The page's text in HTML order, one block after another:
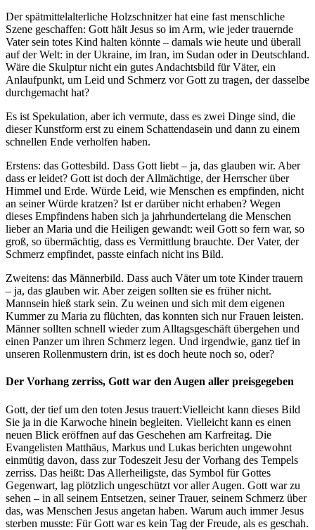
Der spätmittelalterliche Holzschnitzer hat eine fast menschliche
Szene geschaffen: Gott hält Jesus so im Arm, wie jeder trauernde
Vater sein totes Kind halten könnte – damals wie heute und überall
auf der Welt: in der Ukraine, im Iran, im Sudan oder in Deutschland.
Wäre die Skulptur nicht ein gutes Andachtsbild für Väter, ein
Anlaufpunkt, um Leid und Schmerz vor Gott zu tragen, der dasselbe
durchgemacht hat?
Es ist Spekulation, aber ich vermute, dass es zwei Dinge sind, die
dieser Kunstform erst zu einem Schattendasein und dann zu einem
schnellen Ende verholfen haben.
Erstens: das Gottesbild. Dass Gott liebt – ja, das glauben wir. Aber
dass er leidet? Gott ist doch der Allmächtige, der Herrscher über
Himmel und Erde. Würde Leid, wie Menschen es empfinden, nicht
an seiner Würde kratzen? Ist er darüber nicht erhaben? Wegen
dieses Empfindens haben sich ja jahrhundertelang die Menschen
lieber an Maria und die Heiligen gewandt: weil Gott so fern war, so
groß, so übermächtig, dass es Vermittlung brauchte. Der Vater, der
Schmerz empfindet, passte einfach nicht ins Bild.
Zweitens: das Männerbild. Dass auch Väter um tote Kinder trauern
– ja, das glauben wir. Aber zeigen sollten sie es früher nicht.
Mannsein hieß stark sein. Zu weinen und sich mit dem eigenen
Kummer zu Maria zu flüchten, das konnten sich nur Frauen leisten.
Männer sollten schnell wieder zum Alltagsgeschäft übergehen und
einen Panzer um ihren Schmerz legen. Und irgendwie, ganz tief in
unseren Rollenmustern drin, ist es doch heute noch so, oder?
Der Vorhang zerriss, Gott war den Augen aller preisgegeben
Gott, der tief um den toten Jesus trauert:Vielleicht kann dieses Bild
Sie ja in die Karwoche hinein begleiten. Vielleicht kann es einen
neuen Blick eröffnen auf das Geschehen am Karfreitag. Die
Evangelisten Matthäus, Markus und Lukas berichten ungewohnt
einmütig davon, dass zur Todeszeit Jesu der Vorhang des Tempels
zerriss. Das heißt: Das Allerheiligste, das Symbol für Gottes
Gegenwart, lag plötzlich ungeschützt vor aller Augen. Gott war zu
sehen – in all seinem Entsetzen, seiner Trauer, seinem Schmerz über
das, was Menschen Jesus angetan haben. Warum auch immer Jesus
sterben musste: Für Gott war es kein Tag der Freude, als es geschah.